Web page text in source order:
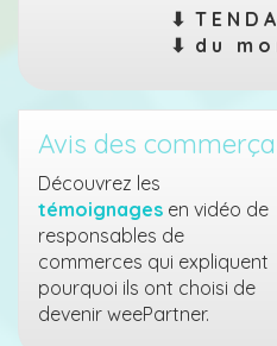
⬇︎ T E N D
⬇︎ d u m o
Avis des
Découvrez les
témoignages en vidéo de
responsables de
commerces qui expliquent
pourquoi ils ont choisi de
devenir weePartner.